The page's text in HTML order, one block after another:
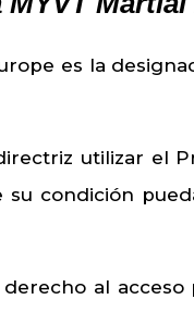
es la
utilizar el
condición
al